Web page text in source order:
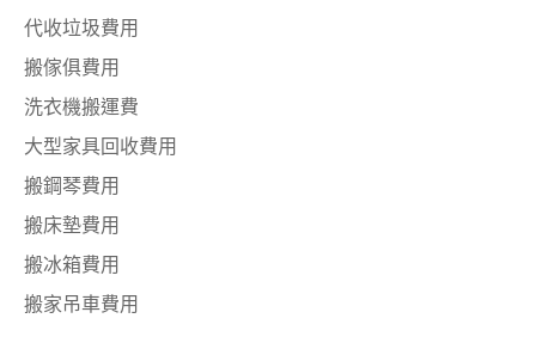
代收垃圾費用
搬傢俱費用
洗衣機搬運費
大型家具回收費用
搬鋼琴費用
搬床墊費用
搬冰箱費用
搬家吊車費用